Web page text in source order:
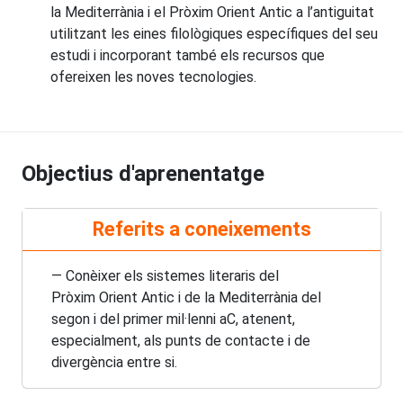
la Mediterrània i el Pròxim Orient Antic a l’antiguitat
utilitzant les eines filològiques específiques del seu
estudi i incorporant també els recursos que
ofereixen les noves tecnologies.
Objectius d'aprenentatge
Referits a coneixements
— Conèixer els sistemes literaris del
Pròxim Orient Antic i de la Mediterrània del
segon i del primer mil·lenni aC, atenent,
especialment, als punts de contacte i de
divergència entre si.